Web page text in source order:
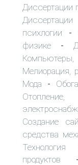
Диссертации
психлогии -
физике -
Компьютеры,
Мелиорация,
Мода -
Создание
средства
продуктов